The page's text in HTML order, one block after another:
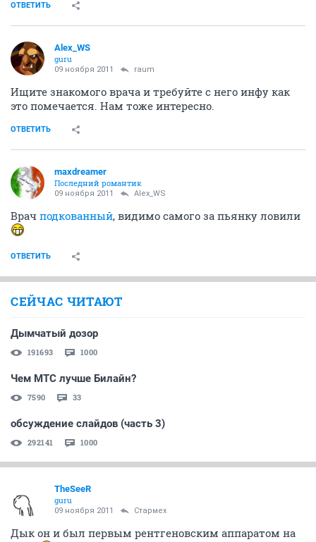
ОТВЕТИТЬ
Alex_WS
guru
09 ноября 2011 raum
Ищите знакомого врача и требуйте с него инфу как
это помечается. Нам тоже интересно.
ОТВЕТИТЬ
maxdreamer
Последний романтик
09 ноября 2011 Alex_WS
Врач подкованный, видимо самого за пьянку ловили
ОТВЕТИТЬ
СЕЙЧАС ЧИТАЮТ
Дымчатый дозор
191693 1000
Чем МТС лучше Билайн?
7590 33
обсуждение слайдов (часть 3)
292141 1000
TheSeeR
guru
09 ноября 2011 Стармех
Дык он и был первым рентгеновским аппаратом на